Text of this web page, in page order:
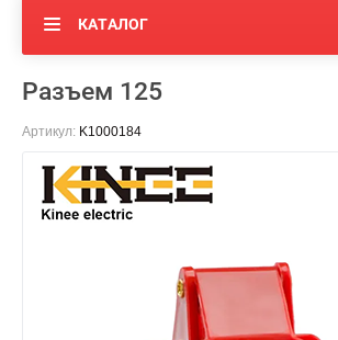
КАТАЛОГ
Разъем 125
Артикул: K1000184